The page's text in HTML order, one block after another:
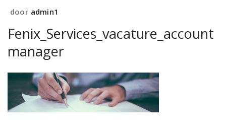
door admin1
Fenix_Services_vacature_account
manager